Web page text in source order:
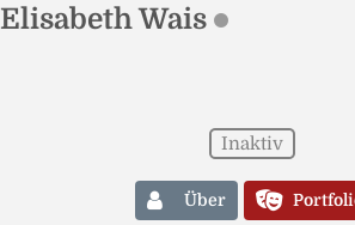
Elisabeth Wais
Inaktiv
Über